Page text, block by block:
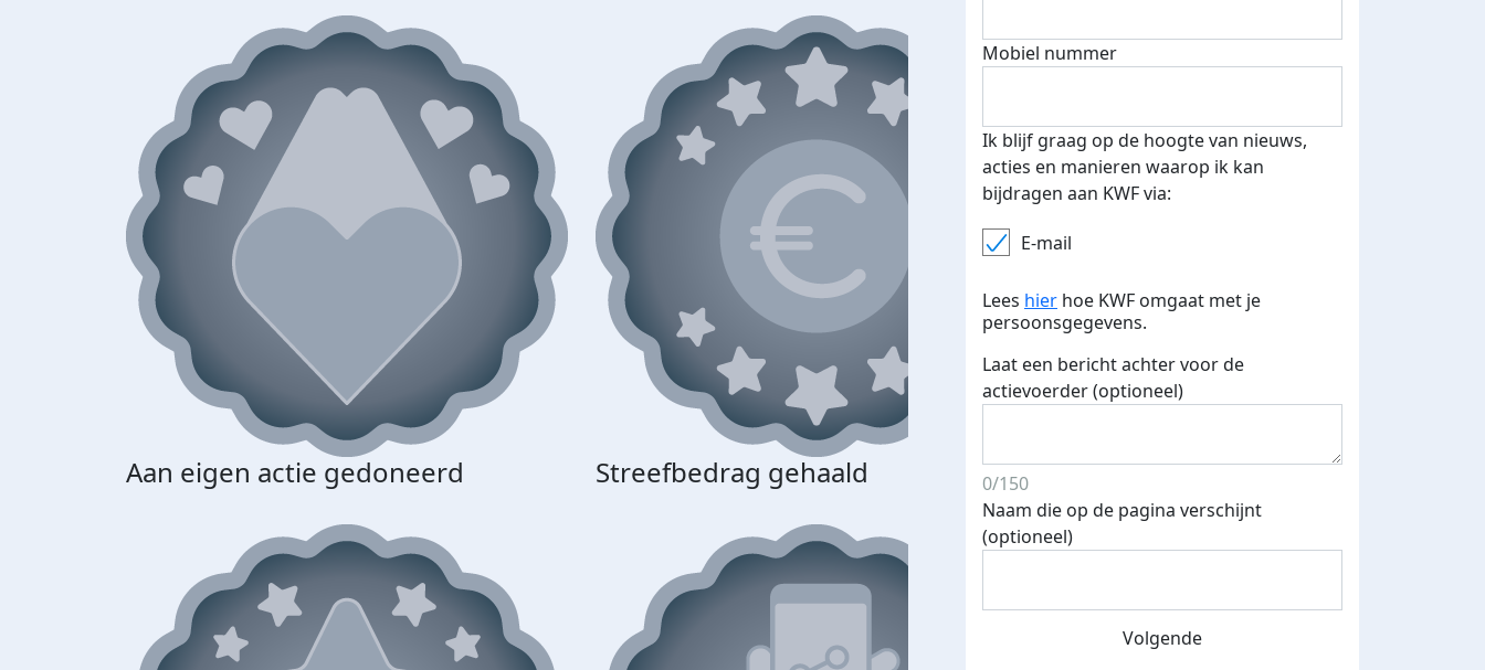
Aan eigen actie gedoneerd Streefbedrag gehaald Streefbedrag verhoogd
Mobiel nummer
Ik blijf graag op de hoogte van nieuws,
acties en manieren waarop ik kan
bijdragen aan KWF via:
E-mail
Lees hier hoe KWF omgaat met je
persoonsgegevens.
Laat een bericht achter voor de
actievoerder (optioneel)
0/150
Naam die op de pagina verschijnt
(optioneel)
Volgende